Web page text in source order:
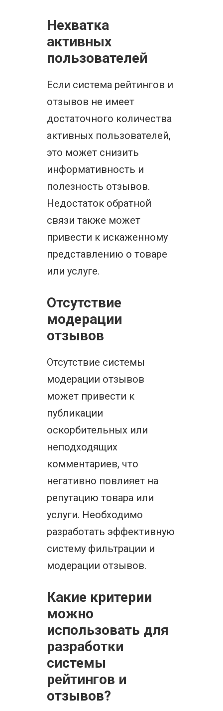
Нехватка
активных
пользователей
Если система рейтингов и
отзывов не имеет
достаточного количества
активных пользователей,
это может снизить
информативность и
полезность отзывов.
Недостаток обратной
связи также может
привести к искаженному
представлению о товаре
или услуге.
Отсутствие
модерации
отзывов
Отсутствие системы
модерации отзывов
может привести к
публикации
оскорбительных или
неподходящих
комментариев, что
негативно повлияет на
репутацию товара или
услуги. Необходимо
разработать эффективную
систему фильтрации и
модерации отзывов.
Какие критерии
можно
использовать для
разработки
системы
рейтингов и
отзывов?